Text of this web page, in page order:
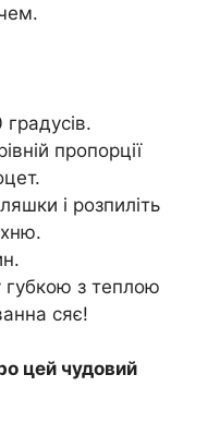
градусів.
пропорції
і розпиліть
губкою з теплою
сяє!
цей чудовий